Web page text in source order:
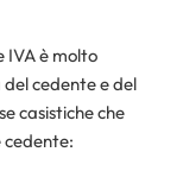
IVA è molto
cedente e del
casistiche che
cedente: